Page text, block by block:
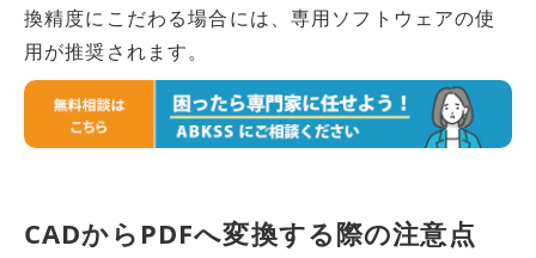
換精度にこだわる場合には、専用ソフトウェアの使
用が推奨されます。
CADからPDFへ変換する際の注意点